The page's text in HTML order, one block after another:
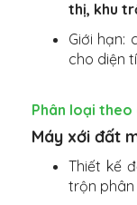
thị, khu
Giới hạn:
cho diện
Phân loại theo
Máy xới đất
Thiết kế
trộn phân